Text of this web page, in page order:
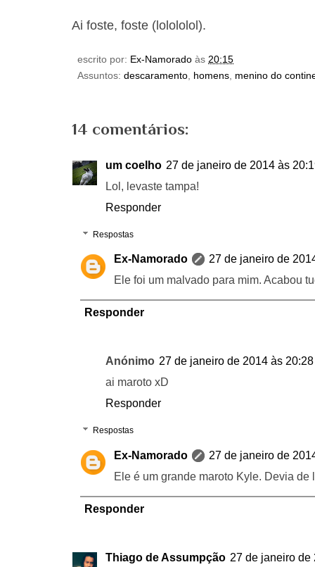
Ai foste, foste (lolololol).
escrito por: Ex-Namorado às 20:15
Assuntos: descaramento homens menino do
14 comentários:
um coelho 27 de janeiro de 2014 às
Lol, levaste tampa!
Responder
Respostas
Ex-Namorado
27 de janeiro de
Ele foi um malvado para mim. Acabou
Responder
Anónimo 27 de janeiro de 2014 às 20:28
ai maroto xD
Responder
Respostas
Ex-Namorado
27 de janeiro de
Ele é um grande maroto Kyle. Devia de
Responder
Thiago de Assumpção 27 de janeiro de